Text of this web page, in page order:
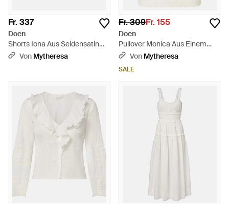
Fr. 337
Doen
Shorts Iona Aus Seidensatin
Mit Spitze - Weiß
Von Mytheresa
Fr. 309Fr. 155
Doen
Pullover Monica Aus Einem
Alpakawollgemisch - Weiß
Von Mytheresa
SALE